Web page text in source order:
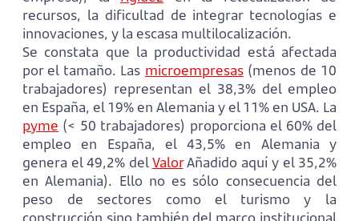
recursos, la dificultad de integrar tecnologías e
innovaciones, y la escasa multilocalización.
Se constata que la productividad está afectada
por el tamaño. Las microempresas(menos de 10
trabajadores) representan el 38,3% del empleo
en España, el 19% en Alemania y el 11% en USA. La
pyme (< 50 trabajadores) proporciona el 60% del
empleo en España, el 43,5% en Alemania y
genera el 49,2% delValorAñadido aquí y el 35,2%
en Alemania). Ello no es sólo consecuencia del
peso de sectores como el turismo y la